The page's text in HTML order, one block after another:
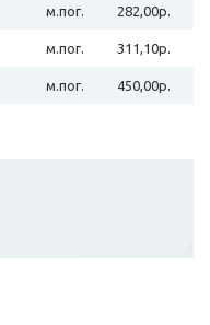
м.пог. 282,00р.
м.пог. 311,10р.
м.пог. 450,00р.